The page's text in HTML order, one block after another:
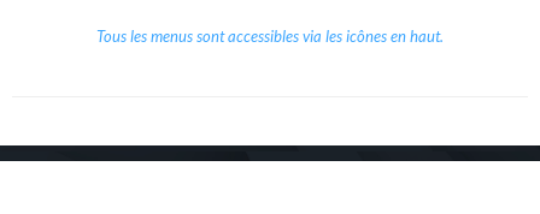
Tous les menus sont accessibles via les icônes en haut.